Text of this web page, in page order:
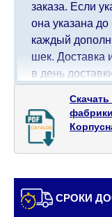
заказа. Если
она указана
каждый
шек. Доставка
в день
населенные
от центра
Кармиэля на
Шевы на юге и
Доставка в
Скачать
СРОКИ